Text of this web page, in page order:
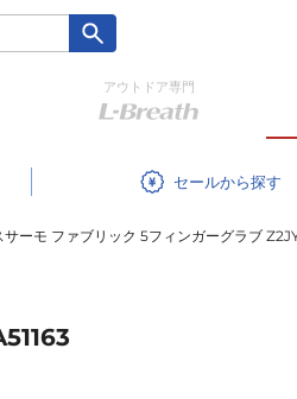
アウトドア専門
セール
ーモ ファブリック 5フィンガーグラブ